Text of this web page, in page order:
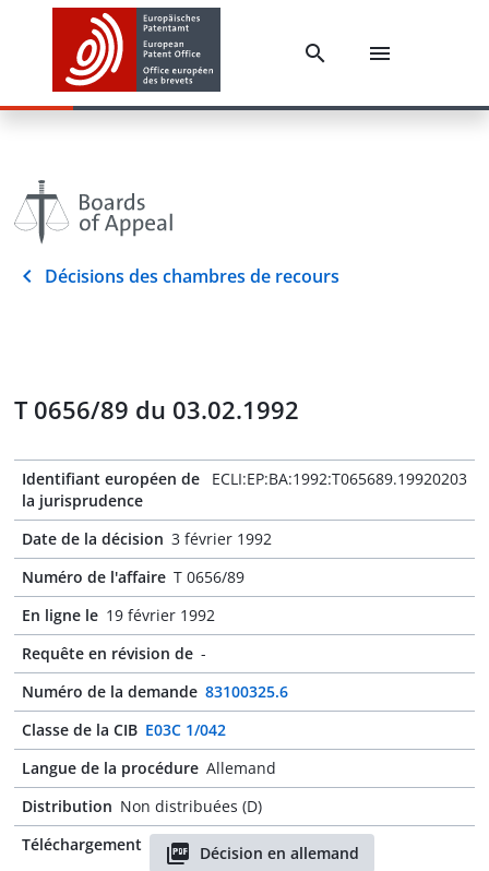
Décisions des chambres de recours
T 0656/89 du 03.02.1992
Identifiant européen de
la jurisprudence
ECLI:EP:BA:1992:T065689.19920203
Date de la décision 3 février 1992
Numéro de l'affaire T 0656/89
En ligne le 19 février 1992
Requête en révision de -
Numéro de la demande 83100325.6
Classe de la CIB E03C 1/042
Langue de la procédure Allemand
Distribution Non distribuées (D)
Téléchargement
Décision en allemand